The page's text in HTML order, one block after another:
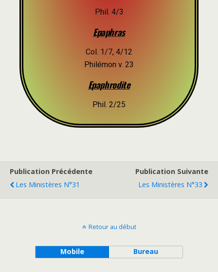
Phil. 4/3
Epaphras
Col. 1/7, 4/12
Philémon v. 23
Epaphrodite
Phil. 2/25
Publication Précédente
Les Ministères N°31
Publication Suivante
Les Ministères N°33
Retour au début
Mobile Bureau